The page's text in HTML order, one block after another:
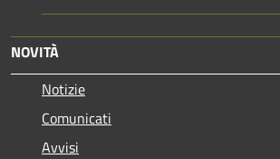
NOVITÀ
Notizie
Comunicati
Avvisi